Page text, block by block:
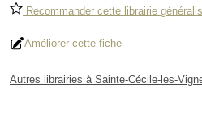
Recommander cette librairie
Améliorer cette fiche
Autres librairies à Sainte-Cécile-les-